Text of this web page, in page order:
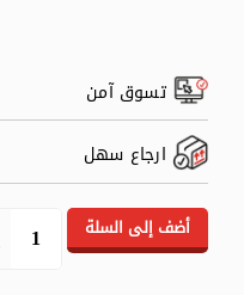
تسوق آمن
ارجاع سهل
أضف إلى السلة